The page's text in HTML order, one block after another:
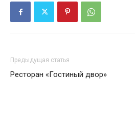
Предыдущая статья
Ресторан «Гостиный двор»